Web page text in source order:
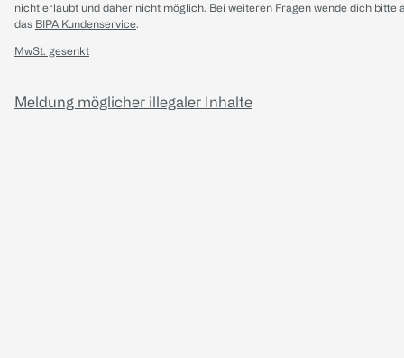
nicht erlaubt und daher nicht möglich. Bei weiteren Fragen wende dich bitte
das BIPA Kundenservice.
MwSt. gesenkt
Meldung möglicher illegaler Inhalte